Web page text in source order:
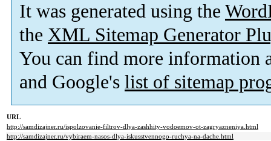
It was generated using the
the XML Sitemap Generator
You can find more information
and Google's list of sitemap
URL
http://samdizajner.ru/ispolzovanie-filtrov-dlya-zashhity-vodoemov-ot-zagryazneniya.html
http://samdizajner.ru/vybiraem-nasos-dlya-iskusstvennogo-ruchya-na-dache.html